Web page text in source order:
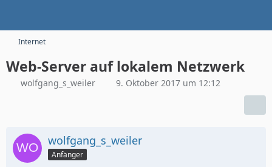
Internet
Web-Server auf lokalem Netzwerk
wolfgang_s_weiler 9. Oktober 2017 um 12:12
wolfgang_s_weiler
Anfänger